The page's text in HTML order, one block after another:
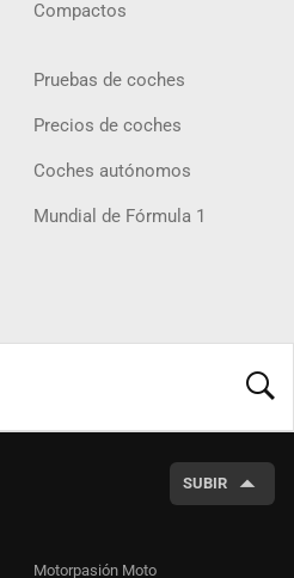
Compactos
Pruebas de coches
Precios de coches
Coches autónomos
Mundial de Fórmula 1
SUBIR
Motorpasión Moto